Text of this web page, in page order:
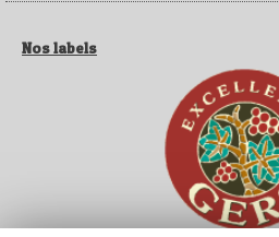
Nos labels